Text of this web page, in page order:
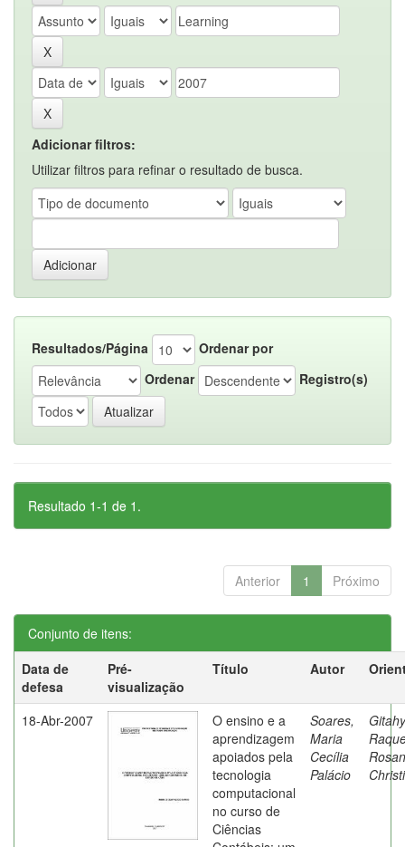
Adicionar filtros:
Utilizar filtros para refinar o resultado de busca.
Resultados/Página
Ordenar por
Ordenar
Registro(s)
Resultado 1-1 de 1.
Anterior 1 Próximo
Conjunto de itens:
Data de
defesa
Pré-
visualização
Título Autor
18-Abr-2007
O ensino e a
aprendizagem
apoiados pela
tecnologia
computacional
no curso de
Ciências
Soares,
Maria
Cecília
Palácio
Rosan